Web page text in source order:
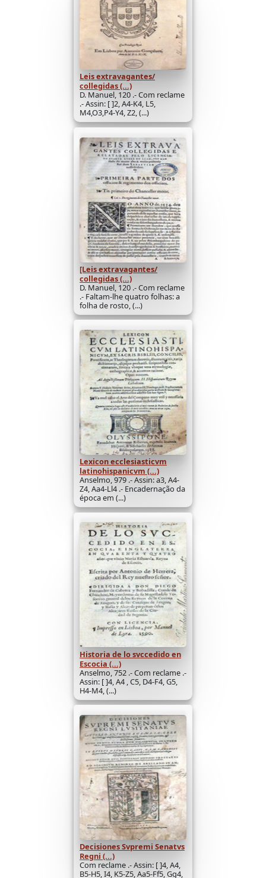
Leis extravagantes/
collegidas (...)
D. Manuel, 120 .- Com reclame
.- Assin: [ ]2, A4-K4, L5,
M4,O3,P4-Y4, Z2, (...)
[Leis extravagantes/
collegidas (...)
D. Manuel, 120 .- Com reclame
.- Faltam-lhe quatro folhas: a
folha de rosto, (...)
Lexicon ecclesiasticvm
latinohispanicvm (...)
Anselmo, 979 .- Assin: a3, A4-
Z4, Aa4-Ll4 .- Encadernação da
época em (...)
Historia de lo svccedido en
Escocia (...)
Anselmo, 752 .- Com reclame .-
Assin: [ ]4, A4 , C5, D4-F4, G5,
H4-M4, (...)
Decisiones Svpremi Senatvs
Regni (...)
Com reclame .- Assin: [ ]4, A4,
B5-H5, I4, K5-Z5, Aa5-Ff5, Gg4,